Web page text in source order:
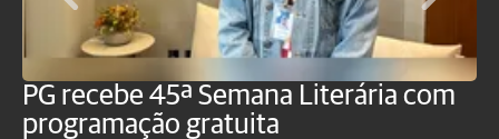
PG recebe 45ª Semana Literária com
programação gratuita